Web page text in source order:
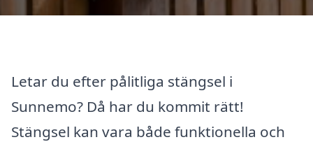
Letar du efter pålitliga stängsel i
Sunnemo? Då har du kommit rätt!
Stängsel kan vara både funktionella och